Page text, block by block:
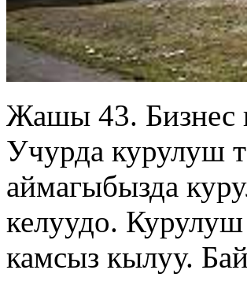
Жашы 43. Бизнес
Учурда курулуш
аймагыбызда
келуудо.
камсыз кылуу.